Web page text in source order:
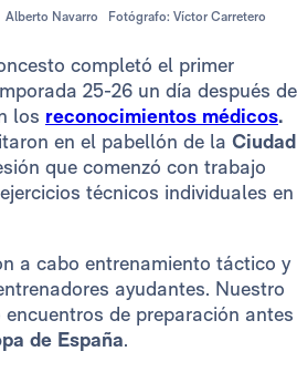
Alberto Navarro Fotógrafo: Víctor Carretero
completó el primer
25-26 un día después de
los reconocimientos médicos.
en el pabellón de la Ciudad
que comenzó con trabajo
técnicos individuales en
a cabo entrenamiento táctico y
ayudantes. Nuestro
de preparación antes
de España.